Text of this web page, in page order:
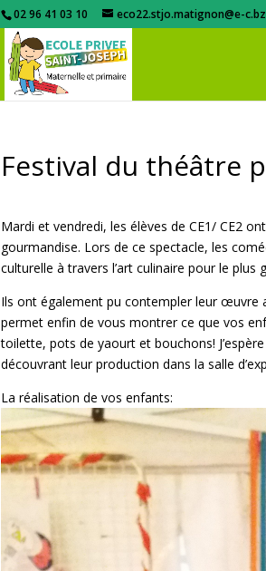
02 96 41 03 10 eco22.stjo.matignon@e-
Festival du théâtre
Mardi et vendredi, les élèves de CE1/ CE2
gourmandise. Lors de ce spectacle, les
culturelle à travers l’art culinaire pour le plus
Ils ont également pu contempler leur œuvre
permet enfin de vous montrer ce que vos
toilette, pots de yaourt et bouchons!
découvrant leur production dans la salle
La réalisation de vos enfants: